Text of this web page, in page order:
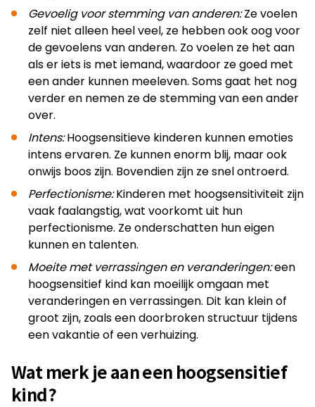
Gevoelig voor stemming van anderen:Ze voelen
zelf niet alleen heel veel, ze hebben ook oog voor
de gevoelens van anderen. Zo voelen ze het aan
als er iets is met iemand, waardoor ze goed met
een ander kunnen meeleven. Soms gaat het nog
verder en nemen ze de stemming van een ander
over.
Intens:Hoogsensitieve kinderen kunnen emoties
intens ervaren. Ze kunnen enorm blij, maar ook
onwijs boos zijn. Bovendien zijn ze snel ontroerd.
Perfectionisme:Kinderen met hoogsensitiviteit zijn
vaak faalangstig, wat voorkomt uit hun
perfectionisme. Ze onderschatten hun eigen
kunnen en talenten.
Moeite met verrassingen en veranderingen:een
hoogsensitief kind kan moeilijk omgaan met
veranderingen en verrassingen. Dit kan klein of
groot zijn, zoals een doorbroken structuur tijdens
een vakantie of een verhuizing.
Wat merk je aan een hoogsensitief
kind?